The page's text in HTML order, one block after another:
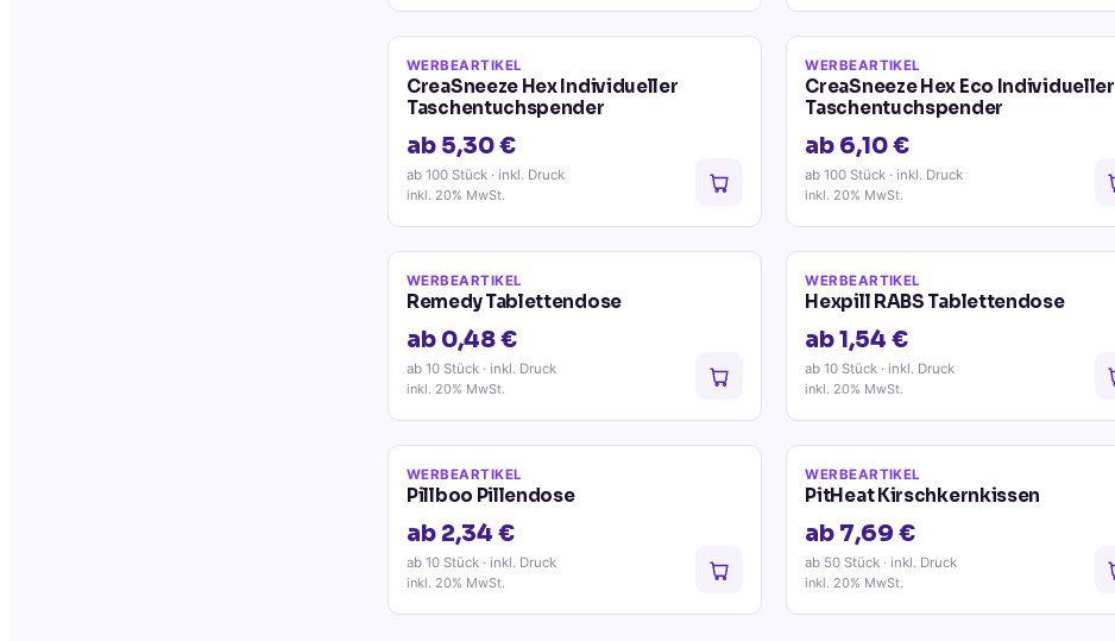
WERBEARTIKEL
CreaSneeze Hex Individueller
Taschentuchspender
ab 5,30 €
ab 100 Stück · inkl. Druck
inkl. 20% MwSt.
WERBEARTIKEL
CreaSneeze Hex Eco Individueller
Taschentuchspender
ab 6,10 €
ab 100 Stück · inkl. Druck
inkl. 20% MwSt.
WERBEARTIKEL
Remedy Tablettendose
ab 0,48 €
ab 10 Stück · inkl. Druck
inkl. 20% MwSt.
WERBEARTIKEL
Hexpill RABS Tablettendose
ab 1,54 €
ab 10 Stück · inkl. Druck
inkl. 20% MwSt.
WERBEARTIKEL
Pillboo Pillendose
ab 2,34 €
ab 10 Stück · inkl. Druck
inkl. 20% MwSt.
WERBEARTIKEL
PitHeat Kirschkernkissen
ab 7,69 €
ab 50 Stück · inkl. Druck
inkl. 20% MwSt.